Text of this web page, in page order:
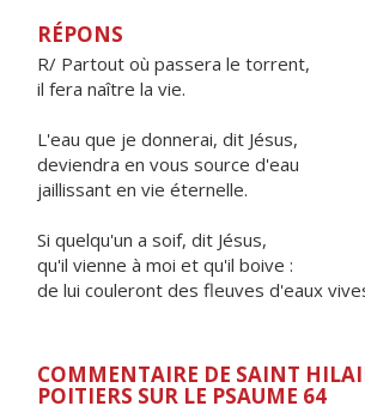
RÉPONS
R/ Partout où passera le torrent,
il fera naître la vie.
L'eau que je donnerai, dit Jésus,
deviendra en vous source d'eau
jaillissant en vie éternelle.
Si quelqu'un a soif, dit Jésus,
qu'il vienne à moi et qu'il boive :
de lui couleront des fleuves d'eaux
COMMENTAIRE DE SAINT
POITIERS SUR LE PSAUME 64